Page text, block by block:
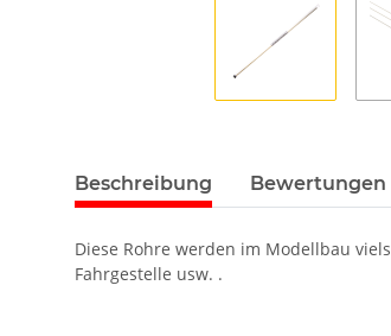
Beschreibung Bewertungen
Diese Rohre werden im Modellbau
Fahrgestelle usw. .